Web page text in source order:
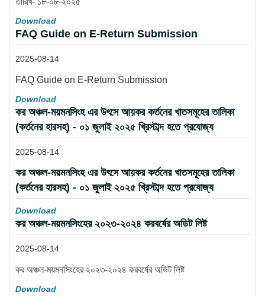
Download
FAQ Guide on E-Return Submission
2025-08-14
FAQ Guide on E-Return Submission
Download
কর অঞ্চল-ময়মনসিংহ এর উৎসে আয়কর কর্তনের খাতসমূহের তালিকা
(কর্তনের হারসহ) - ০১ জুলাই ২০২৫ খ্রিস্টাব্দ হতে প্রযোজ্য
2025-08-14
কর অঞ্চল-ময়মনসিংহ এর উৎসে আয়কর কর্তনের খাতসমূহের তালিকা
(কর্তনের হারসহ) - ০১ জুলাই ২০২৫ খ্রিস্টাব্দ হতে প্রযোজ্য
Download
কর অঞ্চল-ময়মনসিংহের ২০২৩-২০২৪ করবর্ষের অডিট লিষ্ট
2025-08-14
কর অঞ্চল-ময়মনসিংহের ২০২৩-২০২৪ করবর্ষের অডিট লিষ্ট
Download